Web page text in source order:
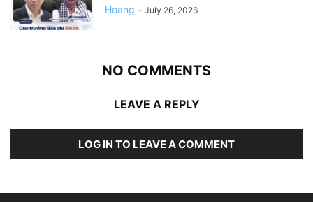
Hoang - July 26, 2026
NO COMMENTS
LEAVE A REPLY
LOG IN TO LEAVE A COMMENT